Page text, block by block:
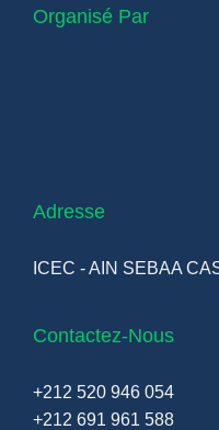
Organisé Par
Adresse
ICEC - AIN SEBAA
Contactez-Nous
+212 520 946 054
+212 691 961 588